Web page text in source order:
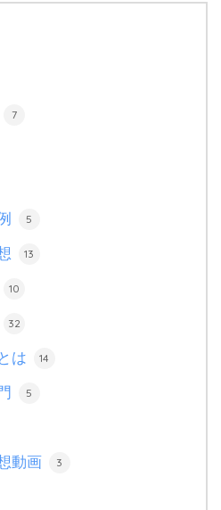
7
5
13
10
32
は 14
5
動画 3